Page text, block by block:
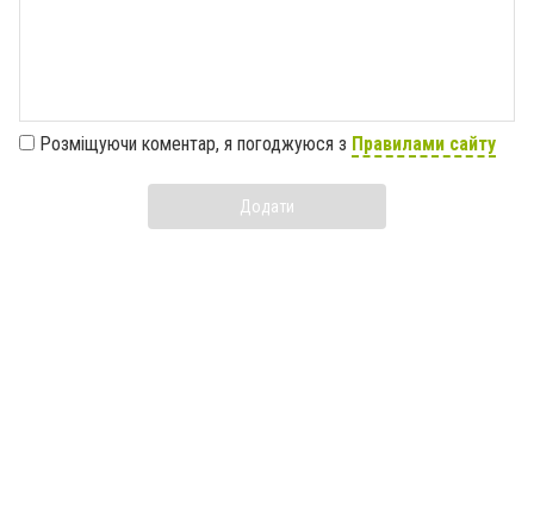
Розміщуючи коментар, я погоджуюся з Правилами сайту
Додати